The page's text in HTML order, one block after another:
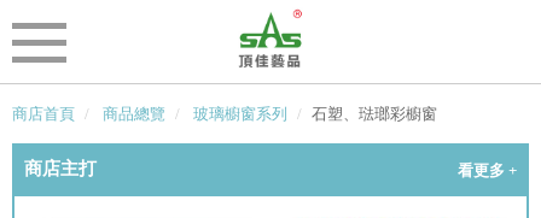
商店首頁 商品總覽 玻璃櫥窗系列 石塑、琺瑯彩櫥窗
商店主打 看更多 +